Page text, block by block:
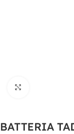
BATTERIA